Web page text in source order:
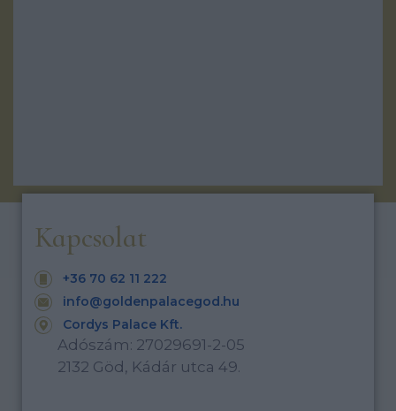
Kapcsolat
+36 70 62 11 222
info@goldenpalacegod.hu
Cordys Palace Kft.
Adószám: 27029691-2-05
2132 Göd, Kádár utca 49.